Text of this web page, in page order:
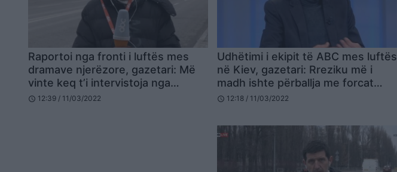
Raportoi nga fronti i luftës mes
dramave njerëzore, gazetari: Më
vinte keq t’i intervistoja nga
gjendja e tyre
schedule 12:39 / 11/03/2022
Udhëtimi i ekipit të ABC mes luftës
në Kiev, gazetari: Rreziku më i
madh ishte përballja me forcat
ruse
schedule 12:18 / 11/03/2022